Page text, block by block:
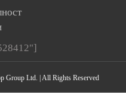
Group Ltd. | All Rights Reserved